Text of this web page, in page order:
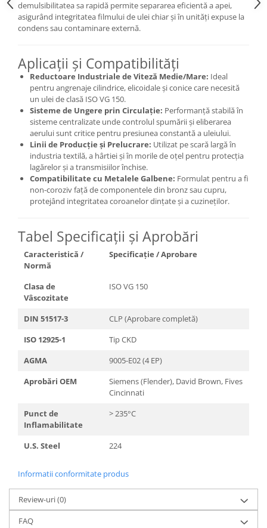
demulsibilitatea sa rapidă permite separarea eficientă a apei,
asigurând integritatea filmului de ulei chiar și în unități expuse la
condens sau contaminare externă.
Aplicații și Compatibilități
Reductoare Industriale de Viteză Medie/Mare: Ideal
pentru angrenaje cilindrice, elicoidale și conice care necesită
un ulei de clasă ISO VG 150.
Sisteme de Ungere prin Circulație: Performanță stabilă în
sisteme centralizate unde controlul spumării și eliberarea
aerului sunt critice pentru presiunea constantă a uleiului.
Linii de Producție și Prelucrare: Utilizat pe scară largă în
industria textilă, a hârtiei și în morile de oțel pentru protecția
lagărelor și a transmisiilor închise.
Compatibilitate cu Metalele Galbene: Formulat pentru a fi
non-coroziv față de componentele din bronz sau cupru,
protejând integritatea coroanelor dințate și a cuzineților.
Tabel Specificații și Aprobări
Caracteristică /
Normă
Specificație / Aprobare
Clasa de
Vâscozitate
ISO VG 150
DIN 51517-3
CLP (Aprobare completă)
ISO 12925-1
Tip CKD
AGMA
9005-E02 (4 EP)
Aprobări OEM
Siemens (Flender), David Brown, Fives
Cincinnati
Punct de
Inflamabilitate
> 235°C
U.S. Steel 224
Informatii conformitate produs
Review-uri(0)
FAQ